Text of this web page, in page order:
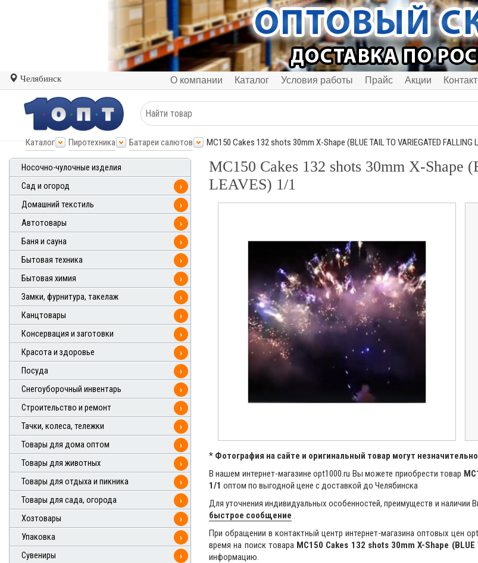
Челябинск О компании Каталог Условия работы Прайс Акции
Каталог Пиротехника Батареи салютов МС150 Cakes 132 shots 30mm X-Shape (BLUE TAIL TO VARIEGATED FALLING
Носочно-чулочные изделия
Сад и огород
›
Домашний текстиль
›
Автотовары
›
Баня и сауна
›
Бытовая техника
›
Бытовая химия
›
Замки, фурнитура, такелаж
›
Канцтовары
›
Консервация и заготовки
›
Красота и здоровье
›
Посуда
›
Снегоуборочный инвентарь
›
Строительство и ремонт
›
Тачки, колеса, тележки
›
Товары для дома оптом
›
Товары для животных
›
Товары для отдыха и пикника
›
Товары для сада, огорода
›
Хозтовары
›
Упаковка
›
Сувениры
›
МС150 Cakes 132 shots 30mm X-
LEAVES) 1/1
* Фотография на сайте и оригинальный товар могут
В нашем интернет-магазине opt1000.ru Вы можете приобрести товар
1/1 оптом по выгодной цене с доставкой до Челябинска
Для уточнения индивидуальных особенностей, преимуществ и наличии
быстрое сообщение .
При обращении в контактный центр интернет-магазина оптовых цен
время на поиск товара МС150 Cakes 132 shots 30mm X-Shape (BLUE
информацию.